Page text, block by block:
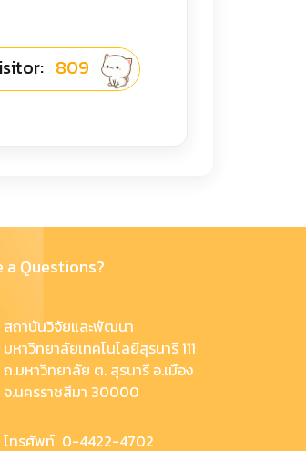
809
a Questions?
สถาบันวิจัยและพัฒนา
มหาวิทยาลัยเทคโนโลยีสุรนารี 111
ถ.มหาวิทยาลัย ต. สุรนารี อ.เมือง
จ.นครราชสีมา 30000
โทรศัพท์ 0-4422-4702